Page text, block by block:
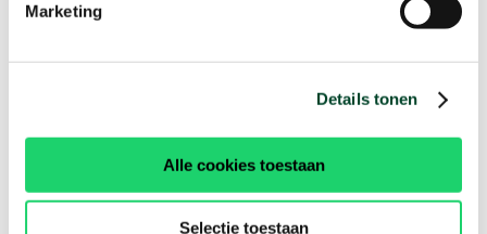
Marketing
Details tonen
Alle cookies toestaan
Selectie toestaan